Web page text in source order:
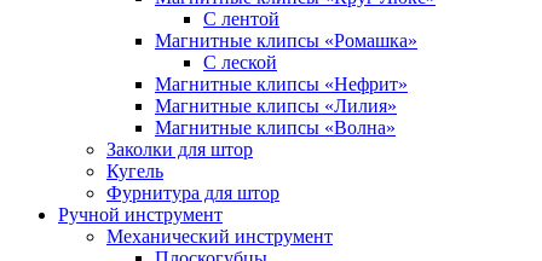
С лентой
Магнитные клипсы «Ромашка»
С леской
Магнитные клипсы «Нефрит»
Магнитные клипсы «Лилия»
Магнитные клипсы «Волна»
Заколки для штор
Кугель
Фурнитура для штор
Ручной инструмент
Механический инструмент